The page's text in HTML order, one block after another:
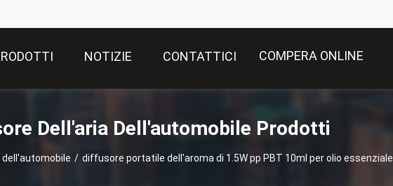
NOTIZIE CONTATTICI COMPERA ONLINE
Dell'aria Dell'automobile Prodotti
/ diffusore portatile dell'aroma di 1.5W pp PBT 10ml per olio essenziale